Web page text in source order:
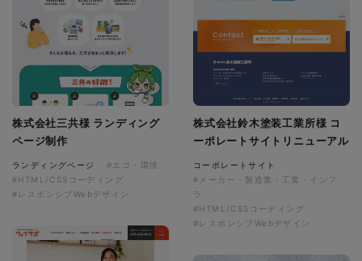
株式会社三共様 ランディング
ページ制作
ランディングページ
#エコ・環境
#HTML/CSSコーディング
#レスポンシブWebデザイン
株式会社鈴木塗装工業所様 コ
ーポレートサイトリニューアル
コーポレートサイト
#メーカー・製造業・工業・インフ
ラ
#HTML/CSSコーディング
#レスポンシブWebデザイン